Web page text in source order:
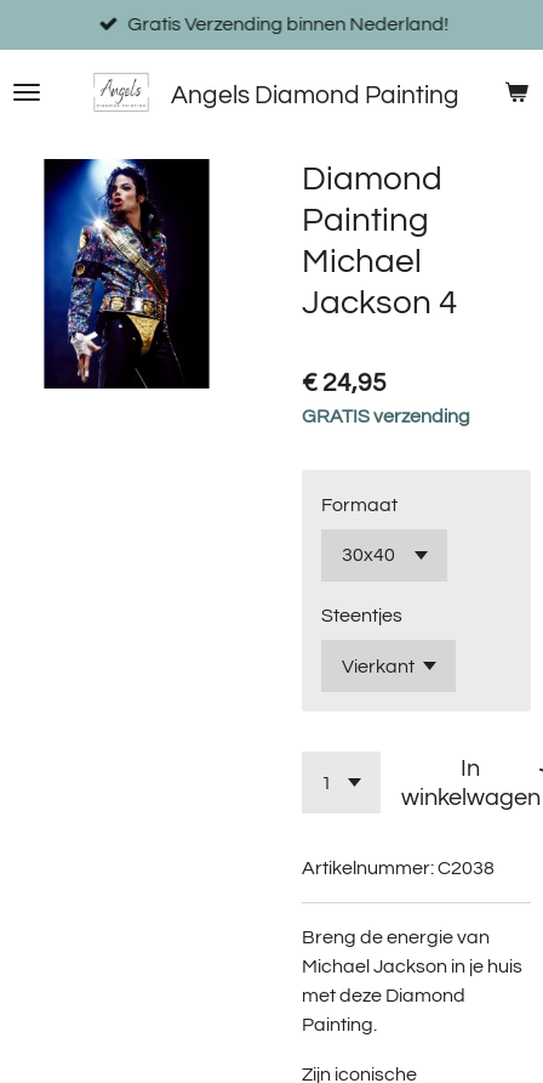
direct
naar
Angels Diamond Painting
Gratis Verzending binnen Nederland!
Diamond
Painting
Michael
Jackson 4
€ 24,95
GRATIS verzending
Formaat
Steentjes
In
winkelwagen
Artikelnummer:C2038
Breng de energie van
Michael Jackson in je huis
met deze Diamond
Painting.
Zijn iconische